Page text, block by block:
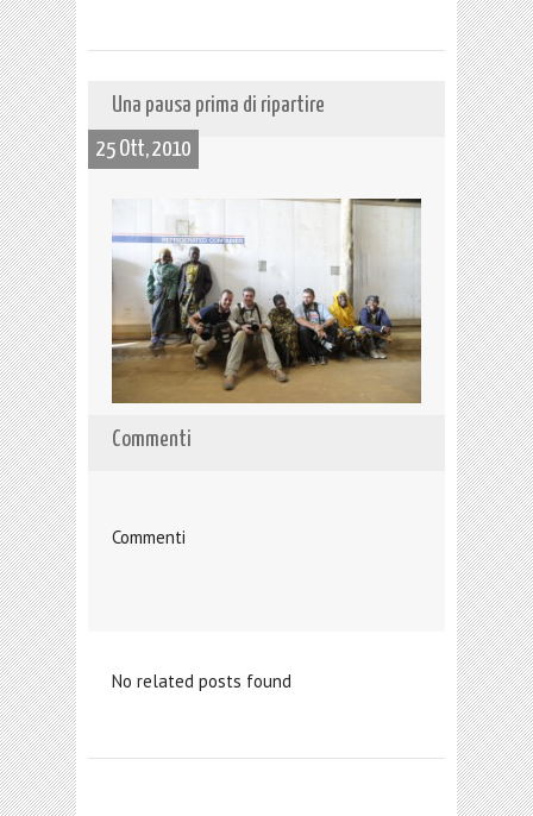
Una pausa prima di ripartire
25 Ott, 2010
Commenti
Commenti
No related posts found